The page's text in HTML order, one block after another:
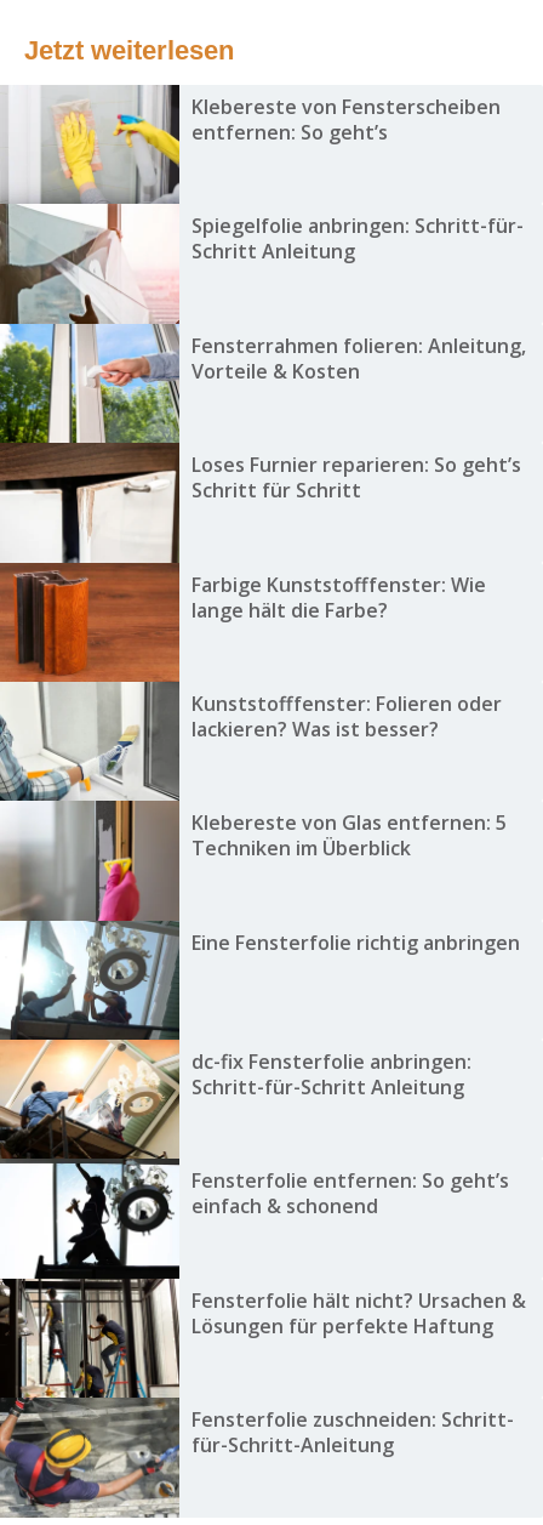
Jetzt weiterlesen
Klebereste von Fensterscheiben
entfernen: So geht’s
Spiegelfolie anbringen: Schritt-für-
Schritt Anleitung
Fensterrahmen folieren: Anleitung,
Vorteile & Kosten
Loses Furnier reparieren: So geht’s
Schritt für Schritt
Farbige Kunststofffenster: Wie
lange hält die Farbe?
Kunststofffenster: Folieren oder
lackieren? Was ist besser?
Klebereste von Glas entfernen: 5
Techniken im Überblick
Eine Fensterfolie richtig anbringen
dc-fix Fensterfolie anbringen:
Schritt-für-Schritt Anleitung
Fensterfolie entfernen: So geht’s
einfach & schonend
Fensterfolie hält nicht? Ursachen &
Lösungen für perfekte Haftung
Fensterfolie zuschneiden: Schritt-
für-Schritt-Anleitung